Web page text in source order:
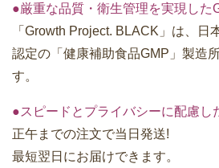
●厳重な品質・衛生管理を実現した
「Growth Project. BLACK」は、日
認定の「健康補助食品GMP」製造
す。
●スピードとプライバシーに配慮し
正午までの注文で当日発送!
最短翌日にお届けできます。